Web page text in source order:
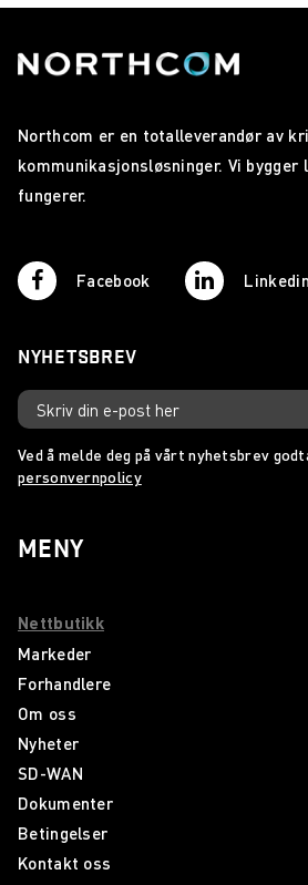
Northcom er en totalleverandør av
kommunikasjonsløsninger. Vi
fungerer.
Facebook Linkedin
NYHETSBREV
Ved å melde deg på vårt nyhetsbrev
personvernpolicy
MENY
Nettbutikk
Markeder
Forhandlere
Om oss
Nyheter
SD-WAN
Dokumenter
Betingelser
Kontakt oss